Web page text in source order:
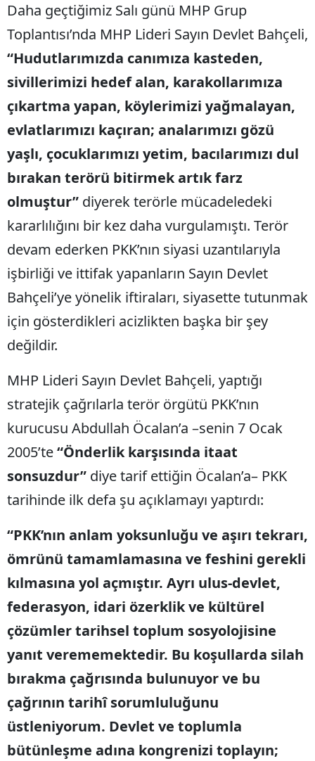
Daha geçtiğimiz Salı günü MHP Grup
Toplantısı’nda MHP Lideri Sayın Devlet Bahçeli,
“Hudutlarımızda canımıza kasteden,
sivillerimizi hedef alan, karakollarımıza
çıkartma yapan, köylerimizi yağmalayan,
evlatlarımızı kaçıran; analarımızı gözü
yaşlı, çocuklarımızı yetim, bacılarımızı dul
bırakan terörü bitirmek artık farz
olmuştur” diyerek terörle mücadeledeki
kararlılığını bir kez daha vurgulamıştı. Terör
devam ederken PKK’nın siyasi uzantılarıyla
işbirliği ve ittifak yapanların Sayın Devlet
Bahçeli’ye yönelik iftiraları, siyasette tutunmak
için gösterdikleri acizlikten başka bir şey
değildir.
MHP Lideri Sayın Devlet Bahçeli, yaptığı
stratejik çağrılarla terör örgütü PKK’nın
kurucusu Abdullah Öcalan’a –senin 7 Ocak
2005’te“Önderlik karşısında itaat
sonsuzdur” diye tarif ettiğin Öcalan’a– PKK
tarihinde ilk defa şu açıklamayı yaptırdı:
“PKK’nın anlam yoksunluğu ve aşırı tekrarı,
ömrünü tamamlamasına ve feshini gerekli
kılmasına yol açmıştır. Ayrı ulus-devlet,
federasyon, idari özerklik ve kültürel
çözümler tarihsel toplum sosyolojisine
yanıt verememektedir. Bu koşullarda silah
bırakma çağrısında bulunuyor ve bu
çağrının tarihî sorumluluğunu
üstleniyorum. Devlet ve toplumla
bütünleşme adına kongrenizi toplayın;